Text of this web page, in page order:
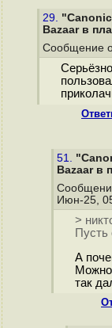
29.
Bazaar в
Сообщение
51.
Bazaar в
Июн-25,
>
Пусть
А
Можно
так